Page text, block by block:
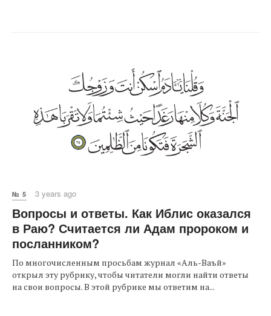
№ 5 3 years ago
Вопросы и ответы. Как Иблис оказался
в Раю? Считается ли Адам пророком и
посланником?
По многочисленным просьбам журнал «Аль-Ваъй»
открыл эту рубрику, чтобы читатели могли найти ответы
на свои вопросы. В этой рубрике мы ответим на...